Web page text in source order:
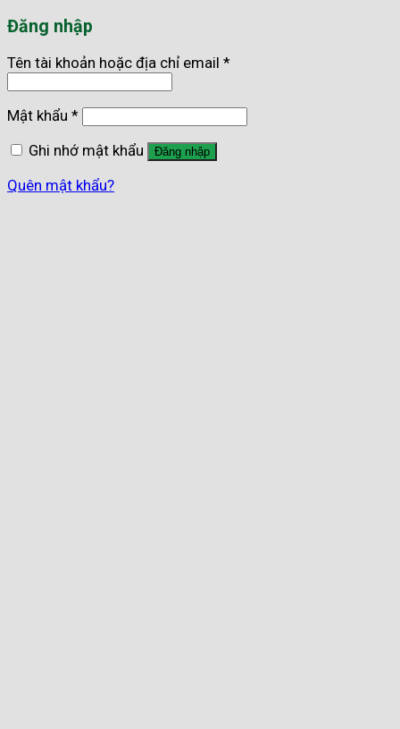
Đăng nhập
Tên tài khoản hoặc địa chỉ email *
Mật khẩu *
Ghi nhớ mật khẩu
Đăng nhập
Quên mật khẩu?